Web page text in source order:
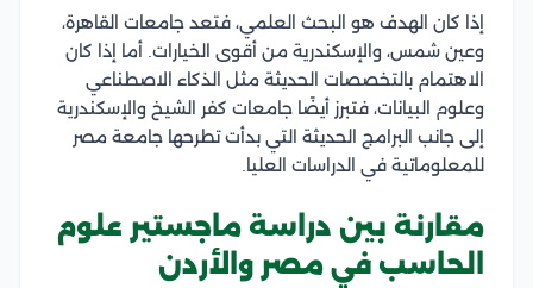
إذا كان الهدف هو البحث العلمي، فتعد جامعات القاهرة،
وعين شمس، والإسكندرية من أقوى الخيارات. أما إذا كان
الاهتمام بالتخصصات الحديثة مثل الذكاء الاصطناعي
وعلوم البيانات، فتبرز أيضًا جامعات كفر الشيخ والإسكندرية
إلى جانب البرامج الحديثة التي بدأت تطرحها جامعة مصر
للمعلوماتية في الدراسات العليا.
مقارنة بين دراسة ماجستير علوم
الحاسب في مصر والأردن